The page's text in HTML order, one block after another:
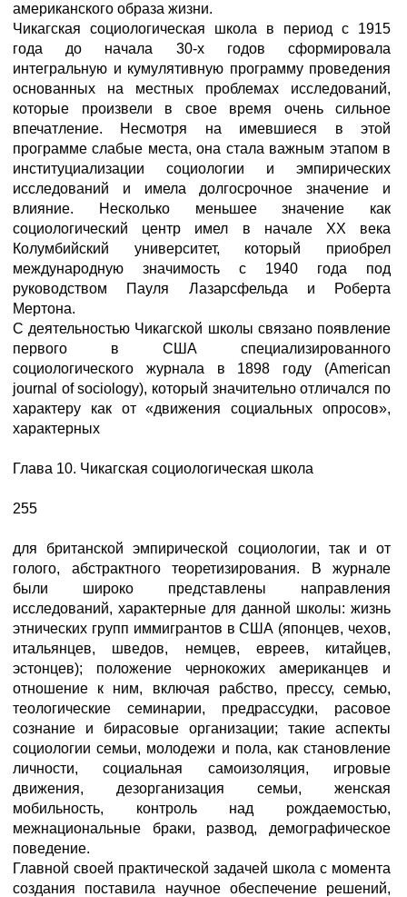
американского образа жизни.
Чикагская социологическая школа в период с 1915
года до начала 30-х годов сформировала
интегральную и кумулятивную программу проведения
основанных на местных проблемах исследований,
которые произвели в свое время очень сильное
впечатление. Несмотря на имевшиеся в этой
программе слабые места, она стала важным этапом в
институциализации социологии и эмпирических
исследований и имела долгосрочное значение и
влияние. Несколько меньшее значение как
социологический центр имел в начале XX века
Колумбийский университет, который приобрел
международную значимость с 1940 года под
руководством Пауля Лазарсфельда и Роберта
Мертона.
С деятельностью Чикагской школы связано появление
первого в США специализированного
социологического журнала в 1898 году (American
journal of sociology), который значительно отличался по
характеру как от «движения социальных опросов»,
характерных
Глава 10. Чикагская социологическая школа
255
для британской эмпирической социологии, так и от
голого, абстрактного теоретизирования. В журнале
были широко представлены направления
исследований, характерные для данной школы: жизнь
этнических групп иммигрантов в США (японцев, чехов,
итальянцев, шведов, немцев, евреев, китайцев,
эстонцев); положение чернокожих американцев и
отношение к ним, включая рабство, прессу, семью,
теологические семинарии, предрассудки, расовое
сознание и бирасовые организации; такие аспекты
социологии семьи, молодежи и пола, как становление
личности, социальная самоизоляция, игровые
движения, дезорганизация семьи, женская
мобильность, контроль над рождаемостью,
межнациональные браки, развод, демографическое
поведение.
Главной своей практической задачей школа с момента
создания поставила научное обеспечение решений,